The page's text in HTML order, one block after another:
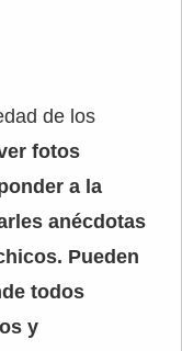
de los
fotos
a la
anécdotas
Pueden
todos
y